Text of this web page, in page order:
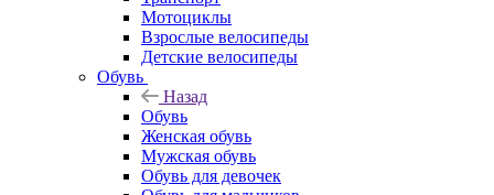
Мотоциклы
Взрослые велосипеды
Детские велосипеды
Обувь
Назад
Обувь
Женская обувь
Мужская обувь
Обувь для девочек